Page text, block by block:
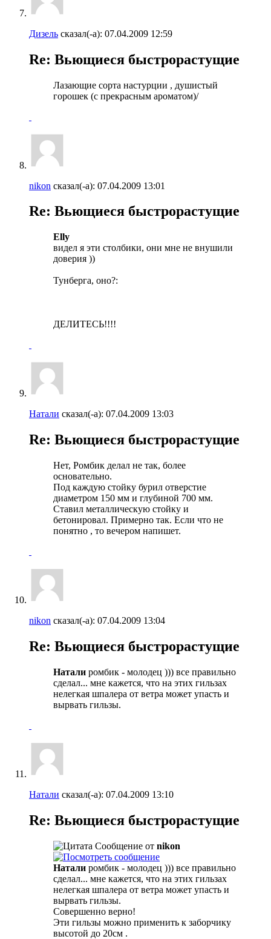
Дизель сказал(-а): 07.04.2009 12:59
Re: Вьющиеся быстрорастущие
Лазающие сорта настурции , душистый
горошек (с прекрасным ароматом)/
nikon сказал(-а): 07.04.2009 13:01
Re: Вьющиеся быстрорастущие
Elly
видел я эти столбики, они мне не внушили
доверия ))
Тунберга, оно?:
ДЕЛИТЕСЬ!!!!
Натали сказал(-а): 07.04.2009 13:03
Re: Вьющиеся быстрорастущие
Нет, Ромбик делал не так, более
основательно.
Под каждую стойку бурил отверстие
диаметром 150 мм и глубиной 700 мм.
Ставил металлическую стойку и
бетонировал. Примерно так. Если что не
понятно , то вечером напишет.
nikon сказал(-а): 07.04.2009 13:04
Re: Вьющиеся быстрорастущие
Натали ромбик - молодец ))) все правильно
сделал... мне кажется, что на этих гильзах
нелегкая шпалера от ветра может упасть и
вырвать гильзы.
Натали сказал(-а): 07.04.2009 13:10
Re: Вьющиеся быстрорастущие
Сообщение от nikon
Натали ромбик - молодец ))) все правильно
сделал... мне кажется, что на этих гильзах
нелегкая шпалера от ветра может упасть и
вырвать гильзы.
Совершенно верно!
Эти гильзы можно применить к заборчику
высотой до 20см .